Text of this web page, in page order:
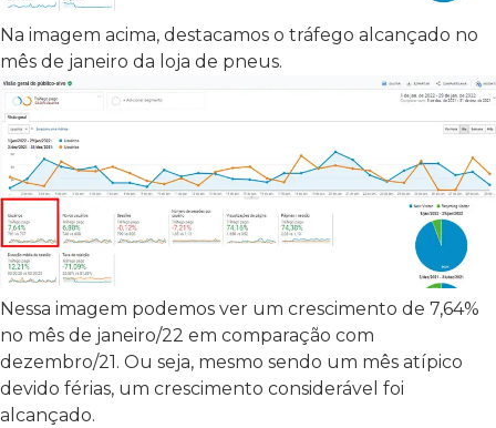
Na imagem acima, destacamos o tráfego alcançado no
mês de janeiro da loja de pneus.
Nessa imagem podemos ver um crescimento de 7,64%
no mês de janeiro/22 em comparação com
dezembro/21. Ou seja, mesmo sendo um mês atípico
devido férias, um crescimento considerável foi
alcançado.